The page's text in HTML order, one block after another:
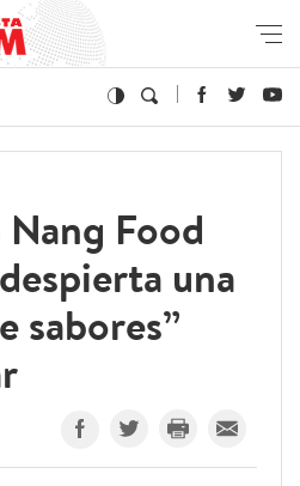
Food
una
sabores”